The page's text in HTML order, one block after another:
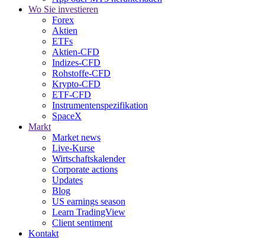
Wo Sie investieren
Forex
Aktien
ETFs
Aktien-CFD
Indizes-CFD
Rohstoffe-CFD
Krypto-CFD
ETF-CFD
Instrumentenspezifikation
SpaceX
Markt
Market news
Live-Kurse
Wirtschaftskalender
Corporate actions
Updates
Blog
US earnings season
Learn TradingView
Client sentiment
Kontakt